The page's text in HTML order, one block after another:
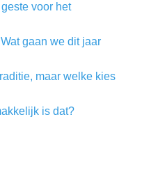
voor het
gaan we dit jaar
maar welke kies
is dat?